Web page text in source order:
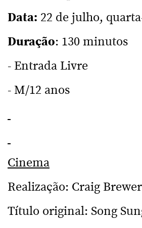
Data: 22 de julho,
Duração: 130 minutos
- Entrada Livre
- M/12 anos
Cinema
Realização: Craig Brewer
Título original: Song